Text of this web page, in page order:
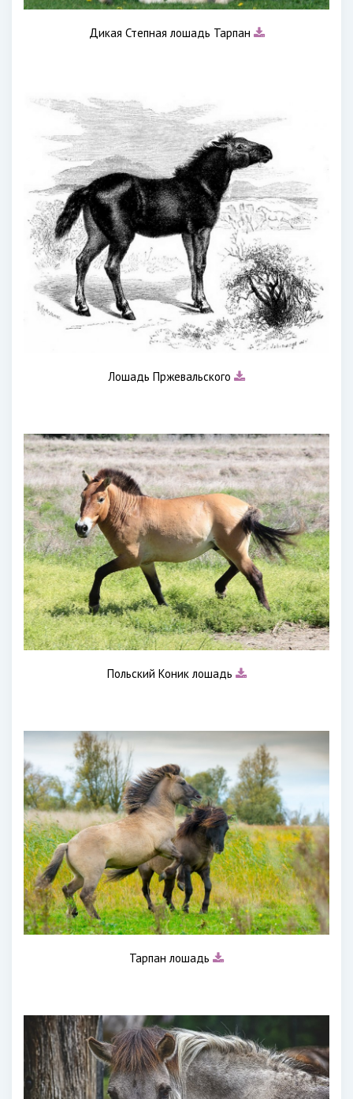
Дикая Степная лошадь Тарпан
Лошадь Пржевальского
Польский Коник лошадь
Тарпан лошадь